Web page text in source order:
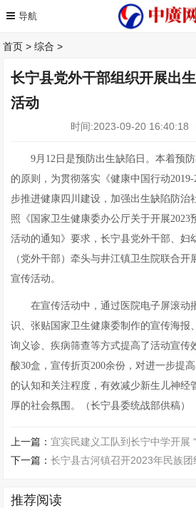
首页 >综合 >
长宁县党外干部组织开展出
活动
时间:2023-09-20 16:40:18
9月12日是预防出生缺陷日。本着预
的原则，为贯彻落实《健康中国行动
步推进健康四川建设，加强出生缺陷防治
照《国家卫生健康委办公厅关于开展2023
活动的通知》要求，长宁县党外干部、妇
（党外干部）牵头与井江镇卫生院联合开
宣传活动。
在宣传活动中，通过医院电子屏滚动
识、张贴国家卫生健康委制作的宣传海报
询义诊、疾病筛查等方式提高了活动宣传
酸30盒，宣传折页200余份，对进一步提
的认知和关注程度，有效减少新生儿神经
厚的社会氛围。（长宁县委统战部供稿）
上一篇：宜宾民建义工队到长宁中学开展
下一篇：长宁县古河镇召开2023年民族
推荐阅读